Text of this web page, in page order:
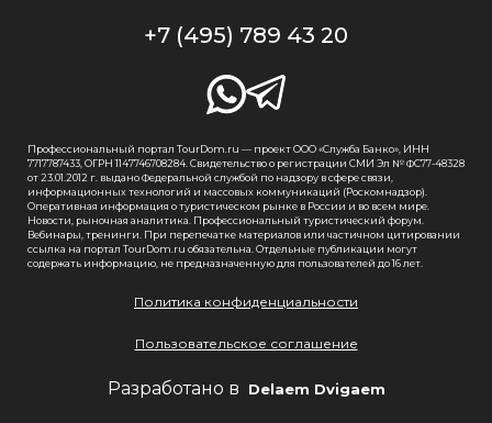
+7 (495) 789 43 20
Профессиональный портал TourDom.ru — проект ООО «Служба Банко», ИНН
7717787433, ОГРН 1147746708284. Свидетельство о регистрации СМИ Эл № ФС77-48328
от 23.01.2012 г. выдано Федеральной службой по надзору в сфере связи,
информационных технологий и массовых коммуникаций (Роскомнадзор).
Оперативная информация о туристическом рынке в России и во всем мире.
Новости, рыночная аналитика. Профессиональный туристический форум.
Вебинары, тренинги. При перепечатке материалов или частичном цитировании
ссылка на портал TourDom.ru обязательна. Отдельные публикации могут
содержать информацию, не предназначенную для пользователей до 16 лет.
Политика конфиденциальности
Пользовательское соглашение
Разработано в Delaem Dvigaem